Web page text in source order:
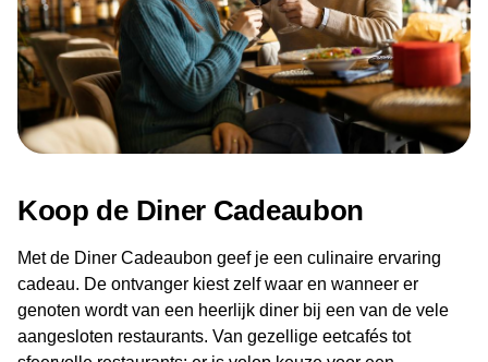
Dinsdag: 16:00 – 21:30
Woensdag: 12:00 – 21:30
Donderdag: 12:00 – 21:30
Vrijdag: 12:00 – 22:00
Zaterdag: 12:00 – 22:00
Zondag: 12:00 – 21:30
Koop de Diner Cadeaubon
Met de Diner Cadeaubon geef je een culinaire ervaring
cadeau. De ontvanger kiest zelf waar en wanneer er
genoten wordt van een heerlijk diner bij een van de vele
aangesloten restaurants. Van gezellige eetcafés tot